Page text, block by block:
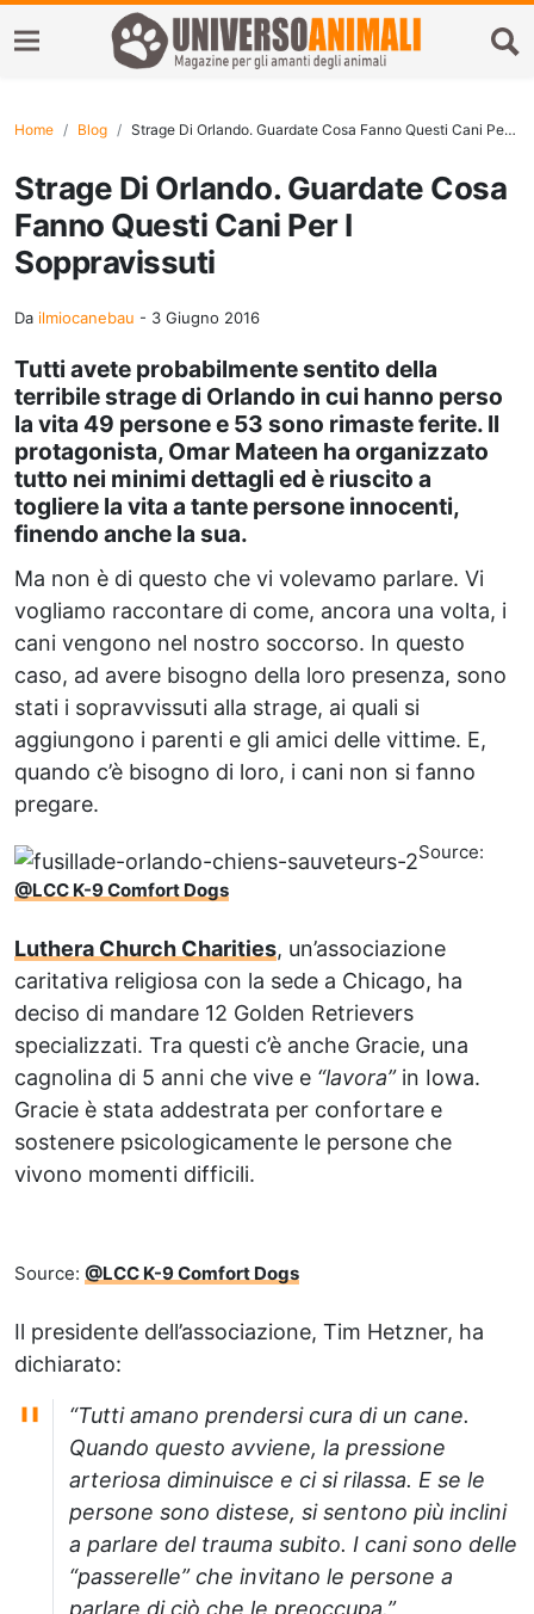
Home Blog Strage Di Orlando. Guardate Cosa Fanno Questi Cani Per I Soppravissuti
Strage Di Orlando. Guardate Cosa
Fanno Questi Cani Per I
Soppravissuti
Da ilmiocanebau - 3 Giugno 2016
Tutti avete probabilmente sentito della
terribile strage di Orlando in cui hanno perso
la vita 49 persone e 53 sono rimaste ferite. Il
protagonista, Omar Mateen ha organizzato
tutto nei minimi dettagli ed è riuscito a
togliere la vita a tante persone innocenti,
finendo anche la sua.
Ma non è di questo che vi volevamo parlare. Vi
vogliamo raccontare di come, ancora una volta, i
cani vengono nel nostro soccorso. In questo
caso, ad avere bisogno della loro presenza, sono
stati i sopravvissuti alla strage, ai quali si
aggiungono i parenti e gli amici delle vittime. E,
quando c’è bisogno di loro, i cani non si fanno
pregare.
Source:
@LCC K-9 Comfort Dogs
Luthera Church Charities, un’associazione
caritativa religiosa con la sede a Chicago, ha
deciso di mandare 12 Golden Retrievers
specializzati. Tra questi c’è anche Gracie, una
cagnolina di 5 anni che vive e “lavora”in Iowa.
Gracie è stata addestrata per confortare e
sostenere psicologicamente le persone che
vivono momenti difficili.
Source: @LCC K-9 Comfort Dogs
Il presidente dell’associazione, Tim Hetzner, ha
dichiarato:
“Tutti amano prendersi cura di un cane.
Quando questo avviene, la pressione
arteriosa diminuisce e ci si rilassa. E se le
persone sono distese, si sentono più inclini
a parlare del trauma subito. I cani sono delle
“passerelle” che invitano le persone a
parlare di ciò che le preoccupa.”